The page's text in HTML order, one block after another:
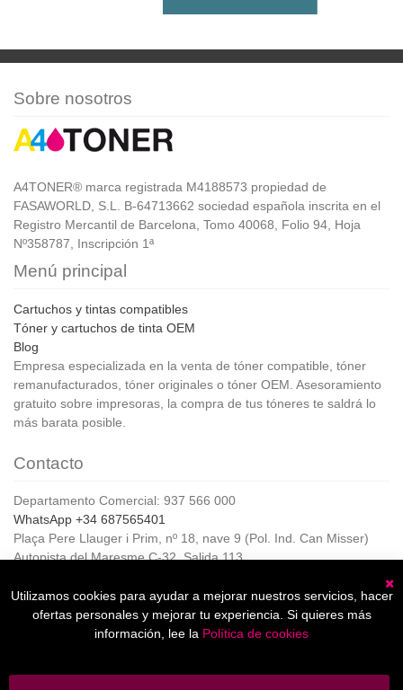
Sobre nosotros
A4TONER® marca registrada M4188573 propiedad de
FASAWORLD, S.L. B-64713662 sociedad española inscrita en el
Registro Mercantil de Barcelona, Tomo 40068, Folio 94, Hoja
Nº358787, Inscripción 1ª
Menú principal
Cartuchos y tintas compatibles
Tóner y cartuchos de tinta OEM
Blog
Empresa especializada en la venta de tóner compatible, tóner
remanufacturados, tóner originales o tóner OEM. Asesoramiento
gratuito sobre impresoras, la compra de tus tóneres te saldrá lo
más barata posible.
Contacto
Departamento Comercial: 937 566 000
WhatsApp +34 687565401
Plaça Pere Llauger i Prim, nº 18, nave 9 (Pol. Ind. Can Misser)
Autopista del Maresme C-32, Salida 113
Horario de Atención al cliente:
De lunes a jueves de 8:00 a 17:00,
Viernes de 8:00 a 15:00
Utilizamos cookies para ayudar a mejorar nuestros servicios, hacer
ofertas personales y mejorar tu experiencia. Si quieres más
información, lee la Política de cookies